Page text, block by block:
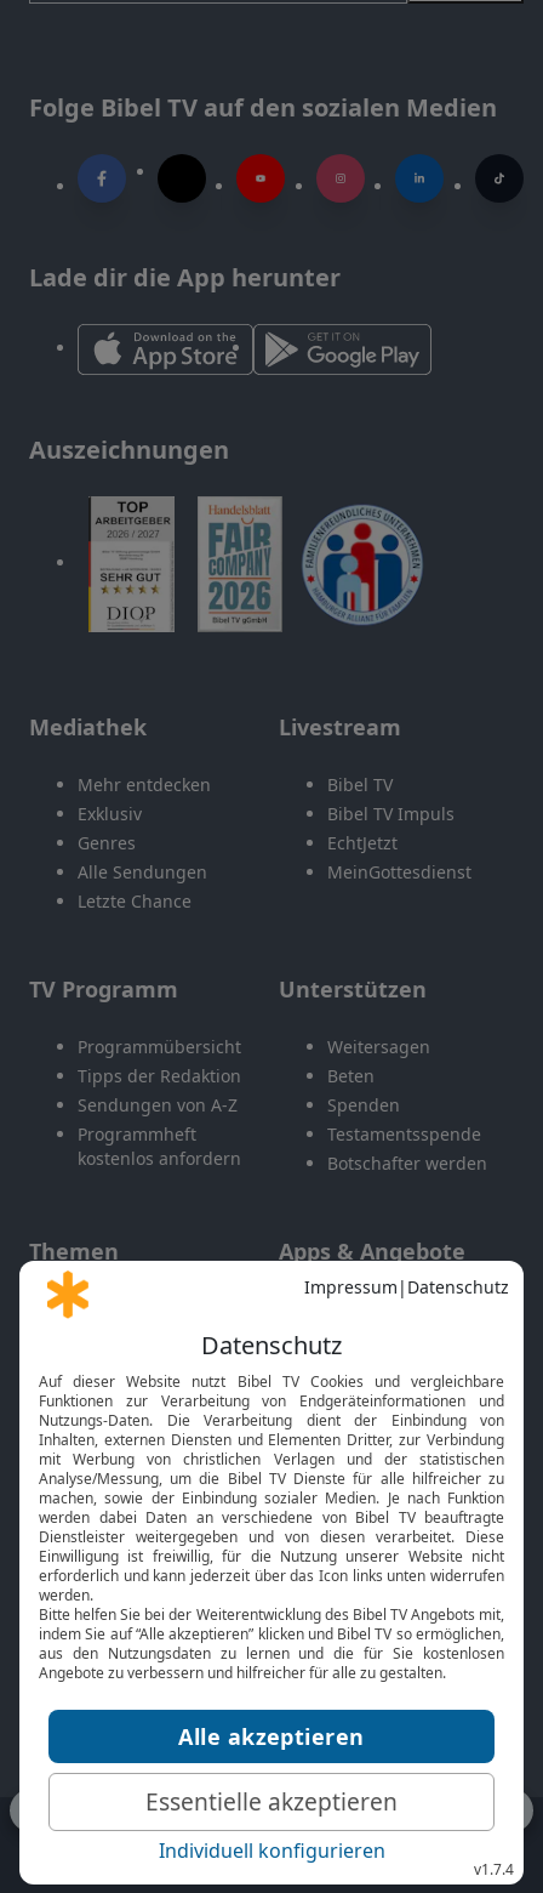
Folge Bibel TV auf den sozialen Medien
Lade dir die App herunter
Auszeichnungen
Mediathek
Mehr entdecken
Exklusiv
Genres
Alle Sendungen
Letzte Chance
Livestream
Bibel TV
Bibel TV Impuls
EchtJetzt
MeinGottesdienst
TV Programm
Programmübersicht
Tipps der Redaktion
Sendungen von A-Z
Programmheft
kostenlos anfordern
Unterstützen
Weitersagen
Beten
Spenden
Testamentsspende
Botschafter werden
Themen
Gott und Bibel erklärt
Neuigkeiten
Apps & Angebote
Mobile App
Smart TV
HbbTV
Bibelthek Online-Bibel
Nächster Gottesdienst
Bibel TV
Über uns
Jobs
Mediadaten
Service
Kontakt
TV-Empfang
bibeltv.de: Impressum
Datenschutz
Nutzungsbedingungen